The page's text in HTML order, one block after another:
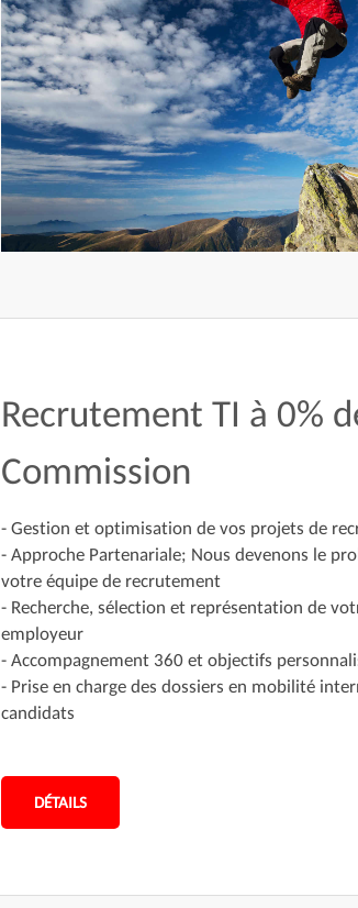
Recrutement TI à 0%
Commission
- Gestion et optimisation de vos projets de
- Approche Partenariale; Nous devenons le
votre équipe de recrutement
- Recherche, sélection et représentation de
employeur
- Accompagnement 360 et objectifs
- Prise en charge des dossiers en mobilité
candidats
DÉTAILS